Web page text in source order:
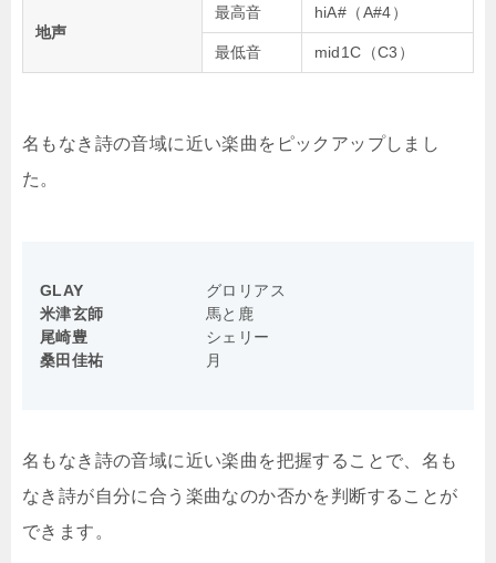
地声
最高音 hiA#（A#4）
最低音 mid1C（C3）
名もなき詩の音域に近い楽曲をピックアップしまし
た。
GLAY
グロリアス
米津玄師
馬と鹿
尾崎豊
シェリー
桑田佳祐
月
名もなき詩の音域に近い楽曲を把握することで、名も
なき詩が自分に合う楽曲なのか否かを判断することが
できます。